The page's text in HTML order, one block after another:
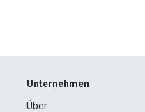
Unternehmen
Über